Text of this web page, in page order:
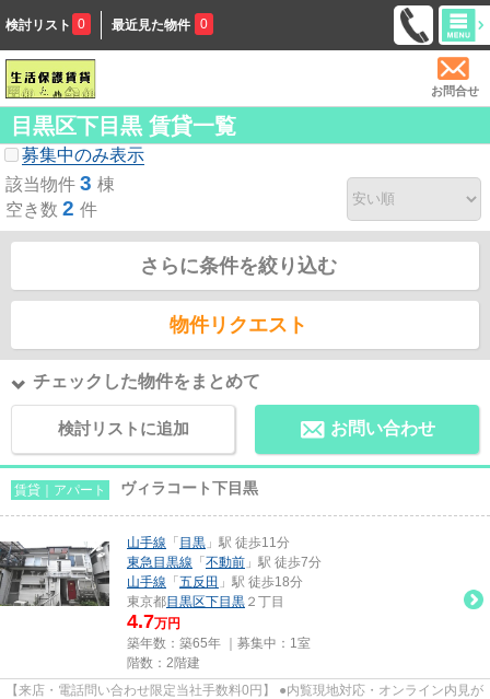
検討リスト 0 最近見た物件 0
お問合せ
目黒区下目黒 賃貸一覧
募集中のみ表示
該当物件 3 棟
空き数 2 件
さらに条件を絞り込む
物件リクエスト
チェックした物件をまとめて
検討リストに追加 お問い合わせ
賃貸｜アパート ヴィラコート下目黒
山手線 「 目黒 」駅 徒歩11分
東急目黒線 「 不動前 」駅 徒歩7分
山手線 「 五反田 」駅 徒歩18分
東京都目黒区下目黒 ２丁目
4.7万円
築年数：築65年 ｜募集中： 1室
階数：2階建
【来店・電話問い合わせ限定当社手数料0円】 ●内覧現地対応・オンライン内見が